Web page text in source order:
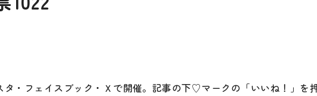
・フェイスブック・Ｘで開催。記事の下♡マークの「いいね！」を